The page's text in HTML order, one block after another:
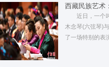
西藏民族艺术
近日，一个
木念琴(六弦琴)
了一场特别的表